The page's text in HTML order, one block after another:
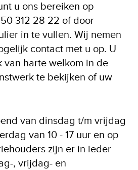
u ons bereiken op
312 28 22 of door
in te vullen. Wij nemen
contact met u op. U
van harte welkom in de
te bekijken of uw
van dinsdag t/m vrijdag
van 10 - 17 uur en op
zijn er in ieder
, vrijdag- en